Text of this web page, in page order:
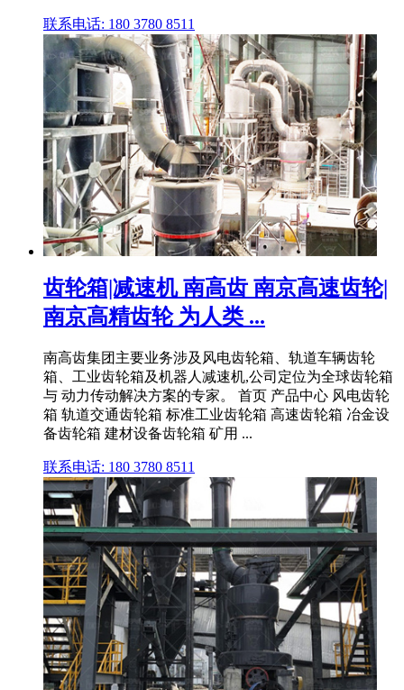
联系电话: 180 3780 8511
齿轮箱|减速机 南高齿 南京高速齿轮|
南京高精齿轮 为人类 ...
南高齿集团主要业务涉及风电齿轮箱、轨道车辆齿轮
箱、工业齿轮箱及机器人减速机,公司定位为全球齿轮箱
与 动力传动解决方案的专家。 首页 产品中心 风电齿轮
箱 轨道交通齿轮箱 标准工业齿轮箱 高速齿轮箱 冶金设
备齿轮箱 建材设备齿轮箱 矿用 ...
联系电话: 180 3780 8511